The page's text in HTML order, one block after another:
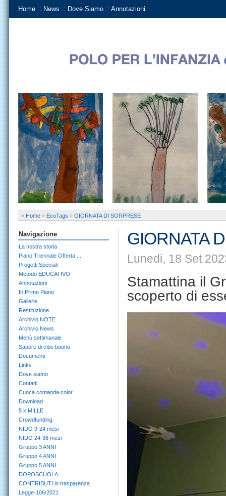
Home :: News :: Dove Siamo :: Annotazioni
» Home » EcoTags » GIORNATA DI SORPRESE
GIORNATA
Lunedi, 18 Set
Stamattina il
scoperto di
Navigazione
La nostra storia
Piano Triennale Offerta ...
Progetti Speciali
Metodo EDUCATIVO
Annotazioni
In Primo Piano
Gallerie
Restituzione
Archivio NOTE
Archivio News
Menù settimanale
Sapore di cibo buono
Documenti
Links
Dove siamo
Contatti
Cuoca comanda color...
Download
5 x MILLE
Crowdfunding
NIDO 9-24 mesi
NIDO 24-36 mesi
Gruppo 3 ANNI
Gruppo 4 ANNI
Gruppo 5 ANNI
DOPOSCUOLA
CONTRIBUTI in trasparenza
Legge-106/2021